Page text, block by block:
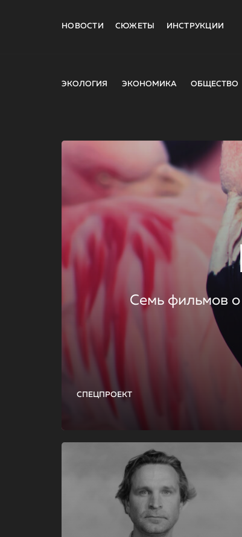
НОВОСТИ СЮЖЕТЫ ИНСТРУКЦИИ
ЭКОЛОГИЯ ЭКОНОМИКА ОБЩЕСТВО
СПЕЦПРОЕКТ
Семь фильмов